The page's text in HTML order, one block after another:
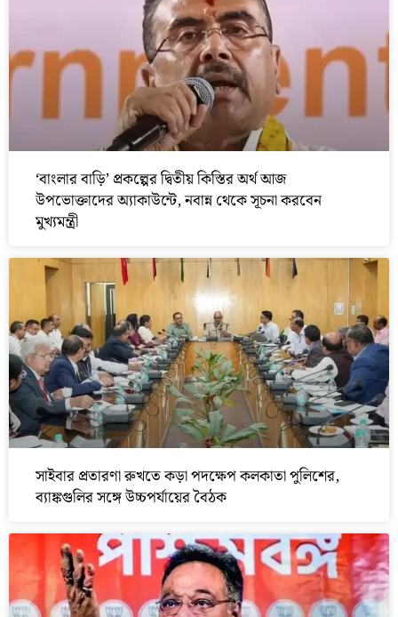
‘বাংলার বাড়ি’ প্রকল্পের দ্বিতীয় কিস্তির অর্থ আজ
উপভোক্তাদের অ্যাকাউন্টে, নবান্ন থেকে সূচনা করবেন
মুখ্যমন্ত্রী
সাইবার প্রতারণা রুখতে কড়া পদক্ষেপ কলকাতা পুলিশের,
ব্যাঙ্কগুলির সঙ্গে উচ্চপর্যায়ের বৈঠক